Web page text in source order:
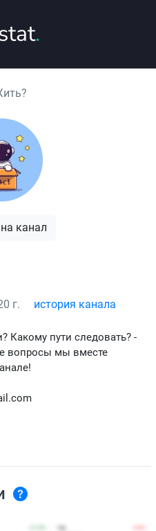
.
канал
г. история канала
Какому пути следовать? -
вопросы мы вместе